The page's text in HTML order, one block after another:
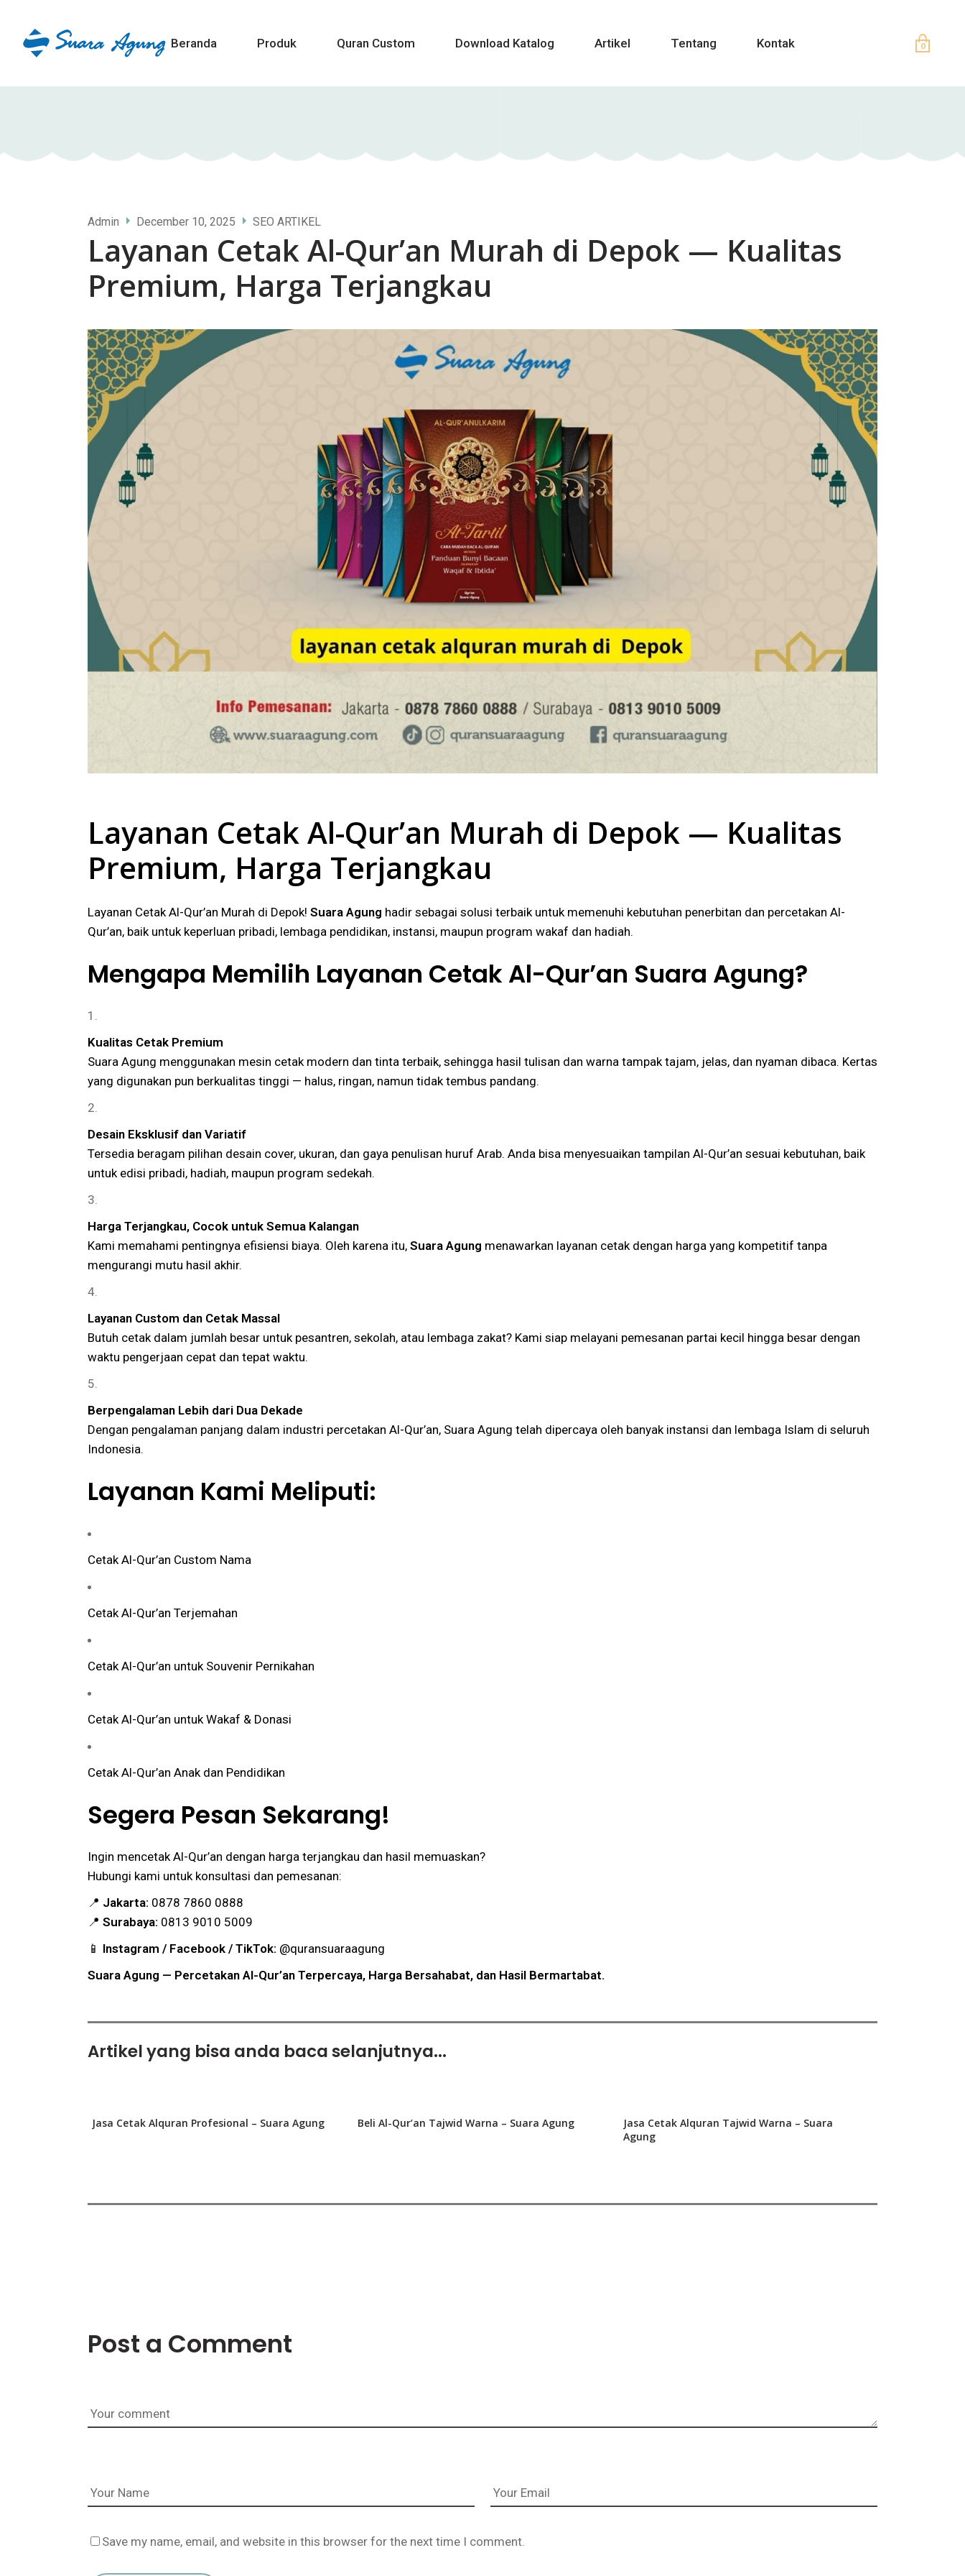
Beranda Produk Quran Custom Download Katalog Artikel Tentang Kontak 0
Admin December 10, 2025 SEO ARTIKEL
Layanan Cetak Al-Qur’an Murah di Depok — Kualitas
Premium, Harga Terjangkau
Layanan Cetak Al-Qur’an Murah di Depok — Kualitas
Premium, Harga Terjangkau
Layanan Cetak Al-Qur’an Murah di Depok! Suara Agung hadir sebagai solusi terbaik untuk memenuhi kebutuhan penerbitan dan percetakan Al-
Qur’an, baik untuk keperluan pribadi, lembaga pendidikan, instansi, maupun program wakaf dan hadiah.
Mengapa Memilih Layanan Cetak Al-Qur’an Suara Agung?
Kualitas Cetak Premium
Suara Agung menggunakan mesin cetak modern dan tinta terbaik, sehingga hasil tulisan dan warna tampak tajam, jelas, dan nyaman dibaca. Kertas
yang digunakan pun berkualitas tinggi — halus, ringan, namun tidak tembus pandang.
Desain Eksklusif dan Variatif
Tersedia beragam pilihan desain cover, ukuran, dan gaya penulisan huruf Arab. Anda bisa menyesuaikan tampilan Al-Qur’an sesuai kebutuhan, baik
untuk edisi pribadi, hadiah, maupun program sedekah.
Harga Terjangkau, Cocok untuk Semua Kalangan
Kami memahami pentingnya efisiensi biaya. Oleh karena itu, Suara Agung menawarkan layanan cetak dengan harga yang kompetitif tanpa
mengurangi mutu hasil akhir.
Layanan Custom dan Cetak Massal
Butuh cetak dalam jumlah besar untuk pesantren, sekolah, atau lembaga zakat? Kami siap melayani pemesanan partai kecil hingga besar dengan
waktu pengerjaan cepat dan tepat waktu.
Berpengalaman Lebih dari Dua Dekade
Dengan pengalaman panjang dalam industri percetakan Al-Qur’an, Suara Agung telah dipercaya oleh banyak instansi dan lembaga Islam di seluruh
Indonesia.
Layanan Kami Meliputi:
Cetak Al-Qur’an Custom Nama
Cetak Al-Qur’an Terjemahan
Cetak Al-Qur’an untuk Souvenir Pernikahan
Cetak Al-Qur’an untuk Wakaf & Donasi
Cetak Al-Qur’an Anak dan Pendidikan
Segera Pesan Sekarang!
Ingin mencetak Al-Qur’an dengan harga terjangkau dan hasil memuaskan?
Hubungi kami untuk konsultasi dan pemesanan:
📍 Jakarta: 0878 7860 0888
📍 Surabaya: 0813 9010 5009
📱 Instagram / Facebook / TikTok: @quransuaraagung
Suara Agung — Percetakan Al-Qur’an Terpercaya, Harga Bersahabat, dan Hasil Bermartabat.
Artikel yang bisa anda baca selanjutnya...
Jasa Cetak Alquran Profesional – Suara Agung Beli Al-Qur’an Tajwid Warna – Suara Agung
Jasa Cetak Alquran Tajwid Warna – Suara
Agung
Post a Comment
Save my name, email, and website in this browser for the next time I comment.